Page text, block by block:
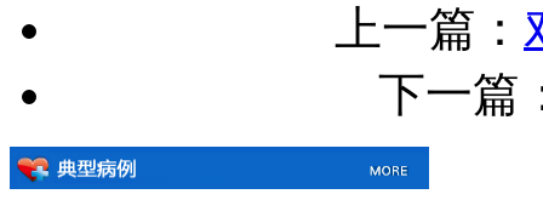
上一篇：
下一篇